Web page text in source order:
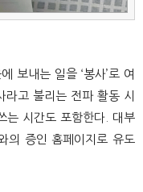
보내는 일을 ‘봉사’로 여
고 불리는 전파 활동 시
는 시간도 포함한다. 대부
의 증인 홈페이지로 유도